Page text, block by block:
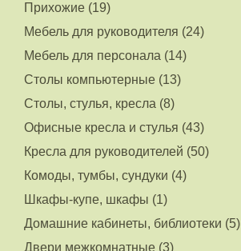
Прихожие (19)
Мебель для руководителя (24)
Мебель для персонала (14)
Столы компьютерные (13)
Столы, стулья, кресла (8)
Офисные кресла и стулья (43)
Кресла для руководителей (50)
Комоды, тумбы, сундуки (4)
Шкафы-купе, шкафы (1)
Домашние кабинеты, библиотеки (5)
Двери межкомнатные (3)